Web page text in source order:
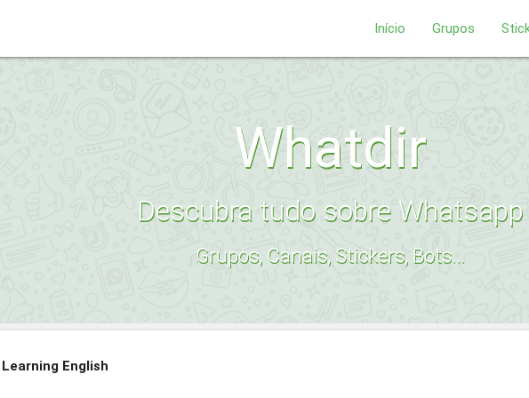
Início Grupos
Whatdir
Descubra tudo sobre Whatsapp
Grupos, Canais, Stickers, Bots...
Learning English